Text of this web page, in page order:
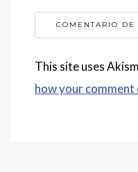
This site uses
how your comment